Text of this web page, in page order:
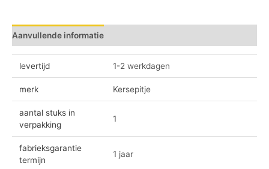
Aanvullende informatie
levertijd 1-2 werkdagen
merk Kersepitje
aantal stuks in
verpakking
1
fabrieksgarantie
termijn
1 jaar